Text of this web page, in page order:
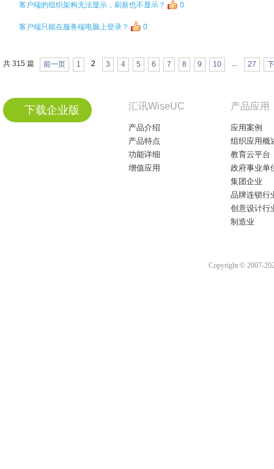
客户端的组织架构无法显示，刷新也不显示？ 0
客户端只能在服务端电脑上登录？ 0
共 315 篇 前一页 1 2 3 4 5 6 7 8 9 10 ... 27
下载企业版 汇讯WiseUC
产品介绍
产品特点
功能详细
增值应用
产品应用
应用案例
组织应用概
教育云平台
政府事业单
集团企业
品牌连锁行
创意设计行
制造业
Copyright © 2007-